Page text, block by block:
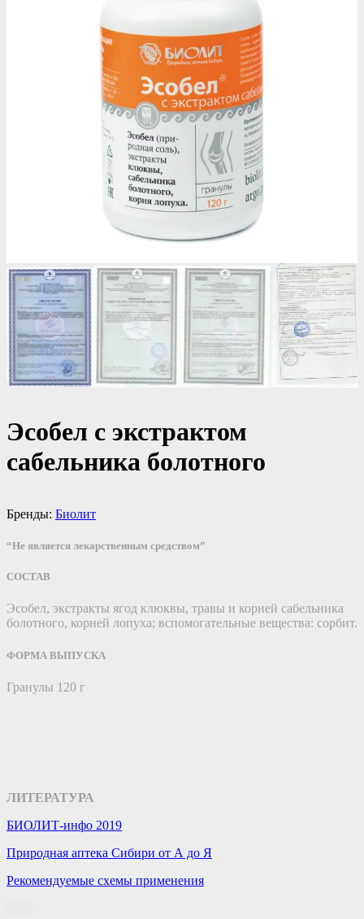
Эсобел с экстрактом
сабельника болотного
Бренды: Биолит
“Не является лекарственным средством”
СОСТАВ
Эсобел, экстракты ягод клюквы, травы и корней сабельника
болотного, корней лопуха; вспомогательные вещества: сорбит.
ФОРМА ВЫПУСКА
Гранулы 120 г
ЛИТЕРАТУРА
БИОЛИТ-инфо 2019
Природная аптека Сибири от А до Я
Рекомендуемые схемы применения